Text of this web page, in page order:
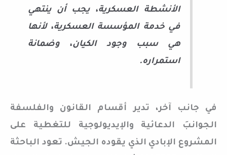
الأنشطة العسكرية، يجب أن ينتهي
في خدمة المؤسسة العسكرية، لأنها
هي سبب وجود الكيان، وضمانة
استمراره.
في جانب آخر، تدير أقسام القانون والفلسفة
الجوانبَ الدعائية والإيديولوجية للتغطية على
المشروع الإبادي الذي يقوده الجيش. تعود الباحثة